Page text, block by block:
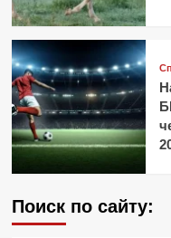
Поиск по сайту: